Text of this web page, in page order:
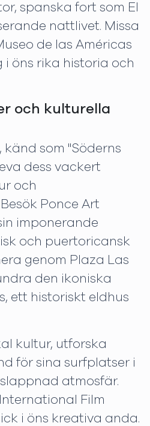
spanska fort som El
nattlivet. Missa
de las Américas
öns rika historia och
och kulturella
känd som "Söderns
dess vackert
och
Ponce Art
imponerande
och puertoricansk
genom Plaza Las
den ikoniska
ett historiskt eldhus
kultur, utforska
för sina surfplatser i
atmosfär.
Film
i öns kreativa anda.